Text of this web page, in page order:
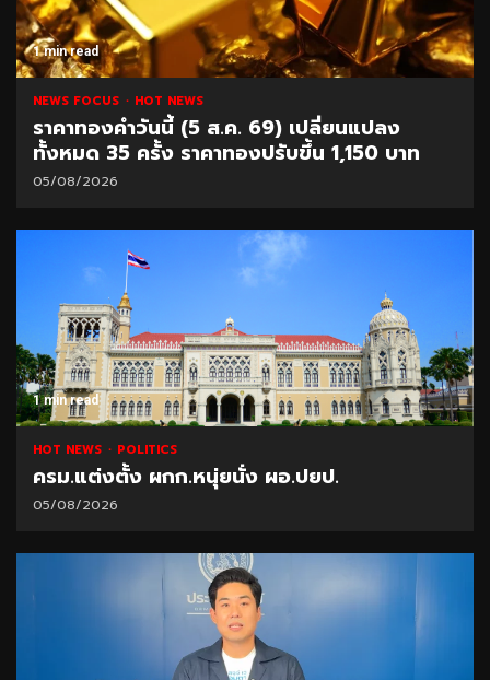
1 min read
NEWS FOCUS HOT NEWS
ราคาทองคำวันนี้ (5 ส.ค. 69) เปลี่ยนแปลง
ทั้งหมด 35 ครั้ง ราคาทองปรับขึ้น 1,150 บาท
05/08/2026
1 min read
HOT NEWS POLITICS
ครม.แต่งตั้ง ผกก.หนุ่ยนั่ง ผอ.ปยป.
05/08/2026